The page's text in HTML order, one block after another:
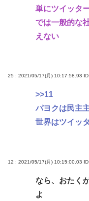
単にツイッタ
では一般的な
えない
25 : 2021/05/17(月) 10:17:58.93
>>11
パヨクは民主
世界はツイッ
12 : 2021/05/17(月) 10:15:00.03
なら、おたく
よ